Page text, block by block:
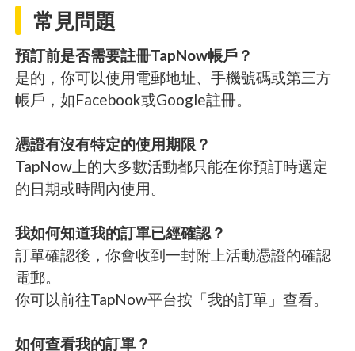
常見問題
預訂前是否需要註冊TapNow帳戶？
是的，你可以使用電郵地址、手機號碼或第三方
帳戶，如Facebook或Google註冊。
憑證有沒有特定的使用期限？
TapNow上的大多數活動都只能在你預訂時選定
的日期或時間內使用。
我如何知道我的訂單已經確認？
訂單確認後，你會收到一封附上活動憑證的確認
電郵。
你可以前往TapNow平台按「我的訂單」查看。
如何查看我的訂單？